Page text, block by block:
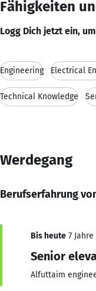
Fähigkeiten
Logg Dich jetzt ein,
Engineering Electrical
Technical Knowledge
Werdegang
Berufserfahrung
Bis heute 7
Senior
Alfuttaim